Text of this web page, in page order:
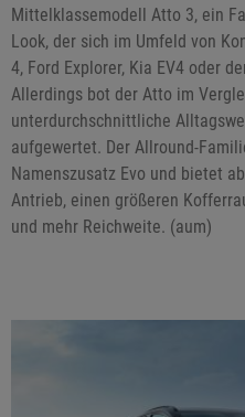
Mittelklassemodell Atto 3, ein
Look, der sich im Umfeld von
4, Ford Explorer, Kia EV4 oder
Allerdings bot der Atto im
unterdurchschnittliche
aufgewertet. Der Allround-
Namenszusatz Evo und bietet
Antrieb, einen größeren
und mehr Reichweite. (aum)